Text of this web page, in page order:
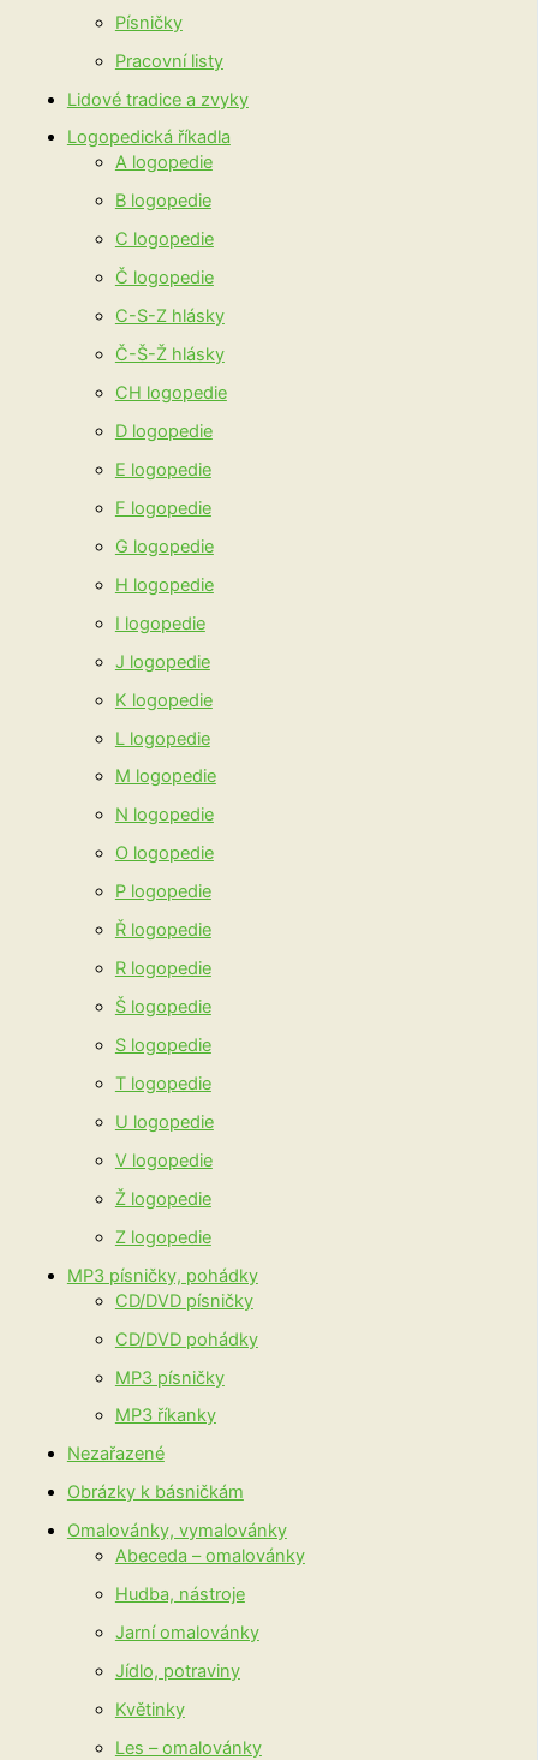
Písničky
Pracovní listy
Lidové tradice a zvyky
Logopedická říkadla
A logopedie
B logopedie
C logopedie
Č logopedie
C-S-Z hlásky
Č-Š-Ž hlásky
CH logopedie
D logopedie
E logopedie
F logopedie
G logopedie
H logopedie
I logopedie
J logopedie
K logopedie
L logopedie
M logopedie
N logopedie
O logopedie
P logopedie
Ř logopedie
R logopedie
Š logopedie
S logopedie
T logopedie
U logopedie
V logopedie
Ž logopedie
Z logopedie
MP3 písničky, pohádky
CD/DVD písničky
CD/DVD pohádky
MP3 písničky
MP3 říkanky
Nezařazené
Obrázky k básničkám
Omalovánky, vymalovánky
Abeceda – omalovánky
Hudba, nástroje
Jarní omalovánky
Jídlo, potraviny
Květinky
Les – omalovánky